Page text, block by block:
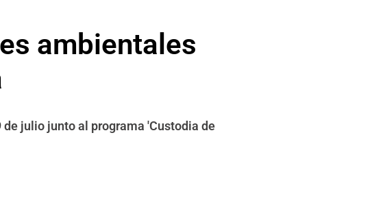
ambientales
de julio junto al programa 'Custodia de